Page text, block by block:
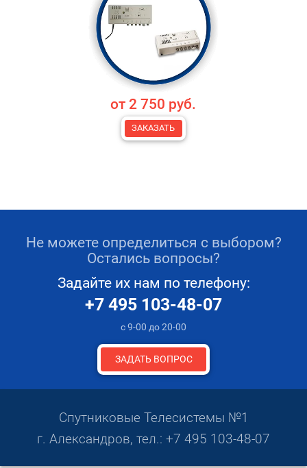
от 2 750 руб.
ЗАКАЗАТЬ
Не можете определиться с выбором?
Остались вопросы?
Задайте их нам по телефону:
+7 495 103-48-07
с 9-00 до 20-00
ЗАДАТЬ ВОПРОС
Спутниковые Телесистемы №1
г. Александров, тел.: +7 495 103-48-07